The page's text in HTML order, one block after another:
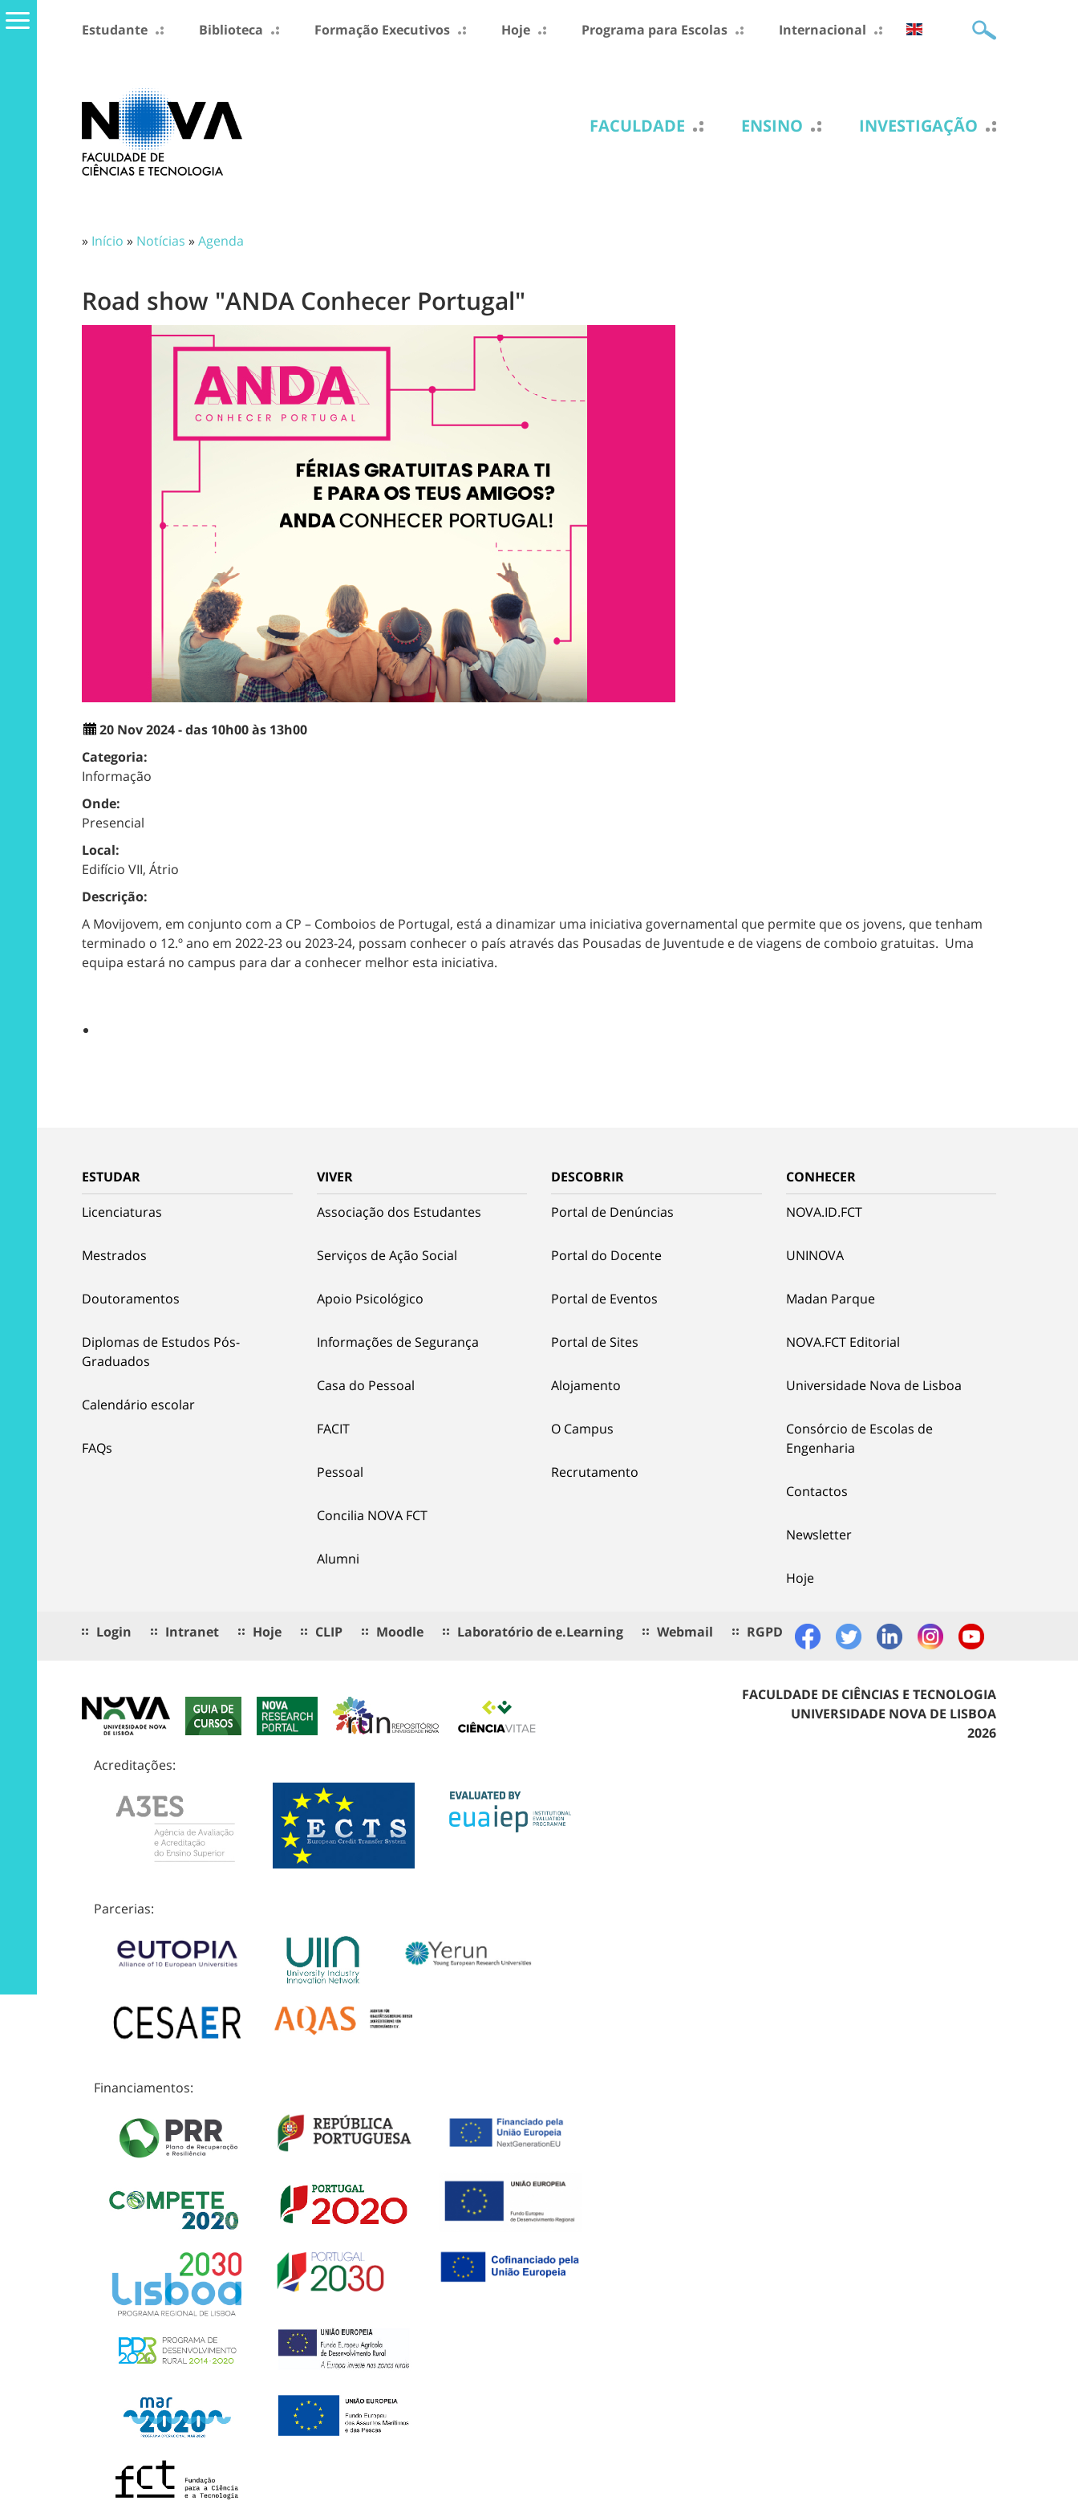
Estudante Biblioteca Formação Executivos Hoje Programa para Escolas Internacional
FACULDADE ENSINO INVESTIGAÇÃO
» Início » Notícias »Agenda
Road show "ANDA Conhecer Portugal"
20 Nov 2024 - das 10h00 às 13h00
Categoria:
Informação
Onde:
Presencial
Local:
Edifício VII, Átrio
Descrição:
A Movijovem, em conjunto com a CP – Comboios de Portugal, está a dinamizar uma iniciativa governamental que permite que os jovens, que tenham
terminado o 12.º ano em 2022-23 ou 2023-24, possam conhecer o país através das Pousadas de Juventude e de viagens de comboio gratuitas. Uma
equipa estará no campus para dar a conhecer melhor esta iniciativa.
ESTUDAR
Licenciaturas
Mestrados
Doutoramentos
Diplomas de Estudos Pós-
Graduados
Calendário escolar
FAQs
VIVER
Associação dos Estudantes
Serviços de Ação Social
Apoio Psicológico
Informações de Segurança
Casa do Pessoal
FACIT
Pessoal
Concilia NOVA FCT
Alumni
DESCOBRIR
Portal de Denúncias
Portal do Docente
Portal de Eventos
Portal de Sites
Alojamento
O Campus
Recrutamento
CONHECER
NOVA.ID.FCT
UNINOVA
Madan Parque
NOVA.FCT Editorial
Universidade Nova de Lisboa
Consórcio de Escolas de
Engenharia
Contactos
Newsletter
Hoje
Login Intranet Hoje CLIP Moodle Laboratório de e.Learning Webmail RGPD
Acreditações:
Parcerias:
Financiamentos:
FACULDADE DE CIÊNCIAS E TECNOLOGIA
UNIVERSIDADE NOVA DE LISBOA
2026